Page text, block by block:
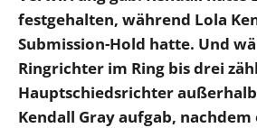
festgehalten, während Lola
Submission-Hold hatte. Und
Ringrichter im Ring bis drei
Hauptschiedsrichter außerhalb
Kendall Gray aufgab,